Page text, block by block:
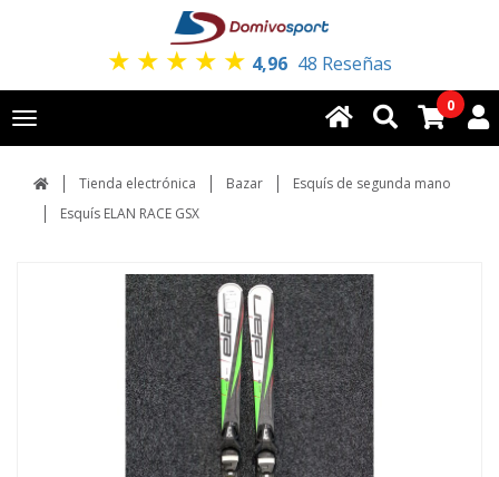
★ ★ ★ ★ ★ 4,96 48 Reseñas
Toggle
navigation
0
Tienda electrónica Bazar
Esquís de segunda mano
Esquís ELAN RACE GSX